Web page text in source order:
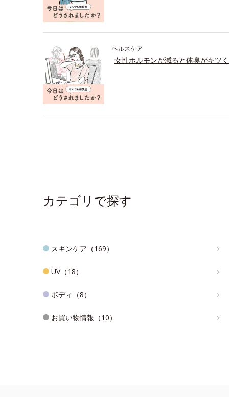
ヘルスケア
女性ホルモンが減ると体臭がキツ
カテゴリで探す
スキンケア（169）
UV（18）
ボディ（8）
お買い物情報（10）